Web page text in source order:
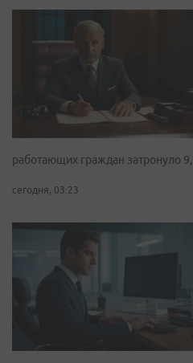
работающих граждан затронуло
сегодня, 03:23